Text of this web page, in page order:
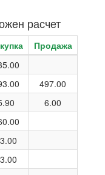
расчет
Продажа
497.00
6.00